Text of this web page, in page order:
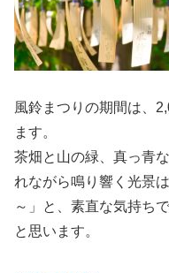
風鈴まつりの期間は、
ます。
茶畑と山の緑、真っ青
れながら鳴り響く光景
～」と、素直な気持ち
と思います。